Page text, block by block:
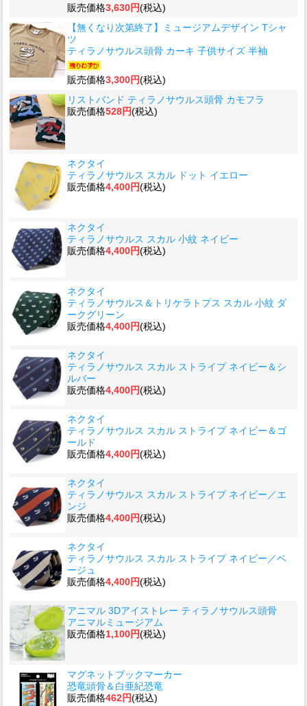
販売価格3,630円(税込)
【無くなり次第終了】ミュージアムデザイン Tシャ
ツ
ティラノサウルス頭骨 カーキ 子供サイズ 半袖
販売価格3,300円(税込)
リストバンド ティラノサウルス頭骨 カモフラ
販売価格528円(税込)
ネクタイ
ティラノサウルス スカル ドット イエロー
販売価格4,400円(税込)
ネクタイ
ティラノサウルス スカル 小紋 ネイビー
販売価格4,400円(税込)
ネクタイ
ティラノサウルス＆トリケラトプス スカル 小紋 ダ
ークグリーン
販売価格4,400円(税込)
ネクタイ
ティラノサウルス スカル ストライプ ネイビー＆シ
ルバー
販売価格4,400円(税込)
ネクタイ
ティラノサウルス スカル ストライプ ネイビー＆ゴ
ールド
販売価格4,400円(税込)
ネクタイ
ティラノサウルス スカル ストライプ ネイビー／エ
ンジ
販売価格4,400円(税込)
ネクタイ
ティラノサウルス スカル ストライプ ネイビー／ベ
ージュ
販売価格4,400円(税込)
アニマル 3Dアイストレー ティラノサウルス頭骨
アニマルミュージアム
販売価格1,100円(税込)
マグネットブックマーカー
恐竜頭骨＆白亜紀恐竜
販売価格462円(税込)